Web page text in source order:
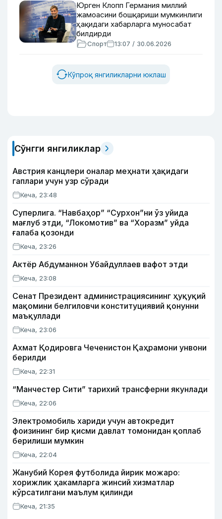
Юрген Клопп Германия миллий
жамоасини бошқариши мумкинлиги
ҳақидаги хабарларга муносабат
билдирди
Спорт 13:07 / 30.06.2026
Кўпроқ янгиликларни юклаш
Сўнгги янгиликлар
Австрия канцлери оналар меҳнати ҳақидаги
гаплари учун узр сўради
Кеча, 23:48
Суперлига. “Навбаҳор” “Сурхон”ни ўз уйида
мағлуб этди, “Локомотив” ва “Хоразм” уйда
ғалаба қозонди
Кеча, 23:26
Актёр Абду­маннон Убайдуллаев вафот этди
Кеча, 23:08
Сенат Президент администрациясининг ҳуқуқий
мақомини белгиловчи конституциявий қонунни
маъқуллади
Кеча, 23:06
Ахмат Қодировга Чеченистон Қаҳрамони унвони
берилди
Кеча, 22:31
“Манчестер Сити” тарихий трансферни якунлади
Кеча, 22:06
Электромобиль хариди учун автокредит
фоизининг бир қисми давлат томонидан қоплаб
берилиши мумкин
Кеча, 22:04
Жанубий Корея футболида йирик можаро:
хорижлик ҳакамларга жинсий хизматлар
кўрсатилгани маълум қилинди
Кеча, 21:35